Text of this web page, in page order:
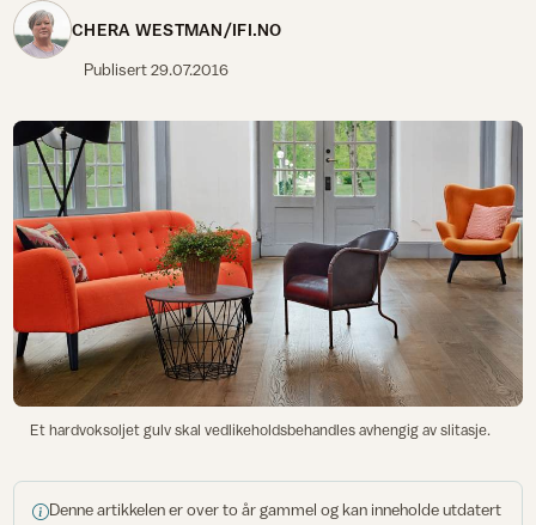
CHERA WESTMAN/IFI.NO
Publisert29.07.2016
Et hardvoksoljet gulv skal vedlikeholdsbehandles avhengig av slitasje.
Denne artikkelen er over to år gammel og kan inneholde utdatert